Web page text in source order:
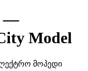
—
Model
მოპედი